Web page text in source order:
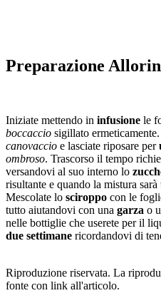
Preparazione
Iniziate mettendo in infusione le
boccaccio sigillato
canovaccio e lasciate riposare per
ombroso. Trascorso il tempo
versandovi al suo interno lo
risultante e quando la mistura sarà
Mescolate lo sciroppo con le
tutto aiutandovi con una garza o
nelle bottiglie che userete per il
due settimane ricordandovi di
Riproduzione riservata. La
fonte con link all'articolo.